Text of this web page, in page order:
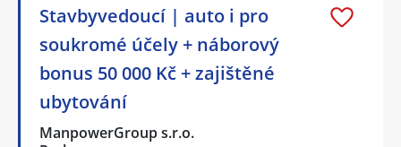
Stavbyvedoucí | auto i pro
soukromé účely + náborový
bonus 50 000 Kč + zajištěné
ubytování
ManpowerGroup s.r.o.